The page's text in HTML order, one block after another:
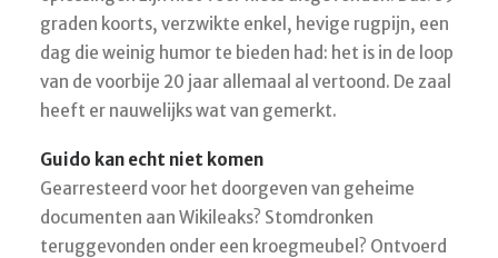
graden koorts, verzwikte enkel, hevige rugpijn, een
dag die weinig humor te bieden had: het is in de loop
van de voorbije 20 jaar allemaal al vertoond. De zaal
heeft er nauwelijks wat van gemerkt.
Guido kan echt niet komen
Gearresteerd voor het doorgeven van geheime
documenten aan Wikileaks? Stomdronken
teruggevonden onder een kroegmeubel? Ontvoerd